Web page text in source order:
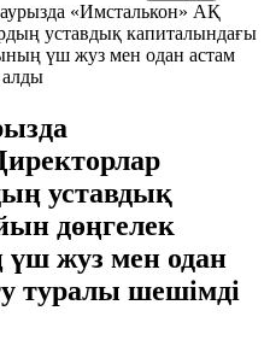
«Имсталькон» АҚ
уставдық капиталындағы
үш жуз мен одан астам
алды
уставдық
дөңгелек
жуз мен одан
туралы шешімді